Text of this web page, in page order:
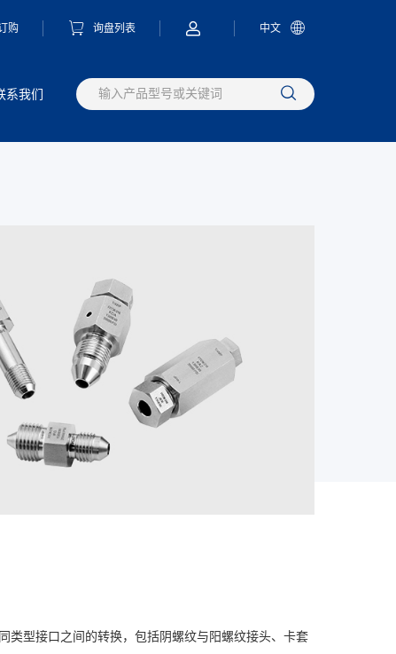
购 询盘列表 中文
系我们
类型接口之间的转换，包括阴螺纹与阳螺纹接头、卡套